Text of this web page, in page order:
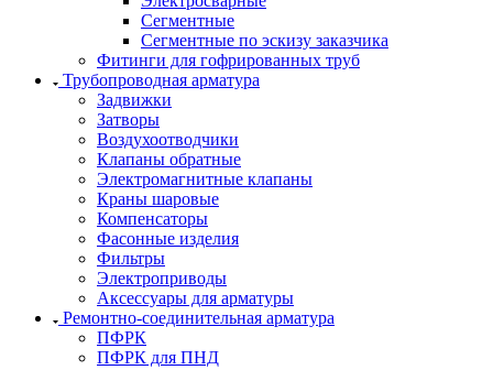
Сегментные
Сегментные по эскизу заказчика
Фитинги для гофрированных труб
Трубопроводная арматура
Задвижки
Затворы
Воздухоотводчики
Клапаны обратные
Электромагнитные клапаны
Краны шаровые
Компенсаторы
Фасонные изделия
Фильтры
Электроприводы
Аксессуары для арматуры
Ремонтно-соединительная арматура
ПФРК
ПФРК для ПНД